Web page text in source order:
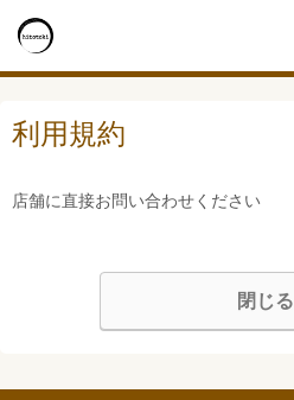
利用規約
店舗に直接お問い合わせください
閉じる